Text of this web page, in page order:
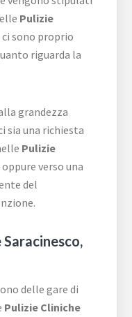
Pulizie
ci sono proprio
riguarda la
grandezza
sia una richiesta
Pulizie
oppure verso una
del
delle gare di
Pulizie Cliniche